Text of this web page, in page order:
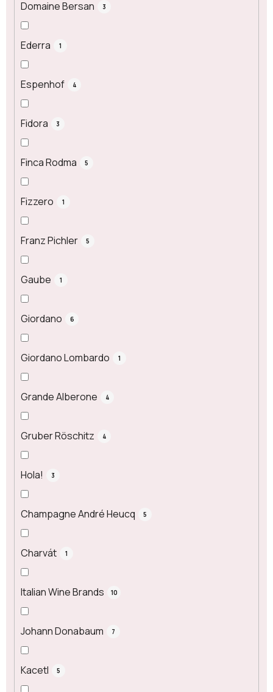
Domaine Bersan 3
Ederra 1
Espenhof 4
Fidora 3
Finca Rodma 5
Fizzero 1
Franz Pichler 5
Gaube 1
Giordano 6
Giordano Lombardo 1
Grande Alberone 4
Gruber Röschitz 4
Hola! 3
Champagne André Heucq 5
Charvát 1
Italian Wine Brands 10
Johann Donabaum 7
Kacetl 5